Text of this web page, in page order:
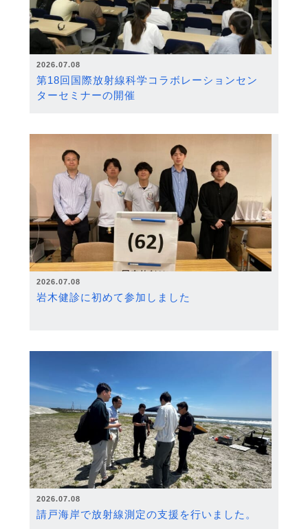
2026.07.08
第18回国際放射線科学コラボレーションセン
ターセミナーの開催
2026.07.08
岩木健診に初めて参加しました
2026.07.08
請戸海岸で放射線測定の支援を行いました。